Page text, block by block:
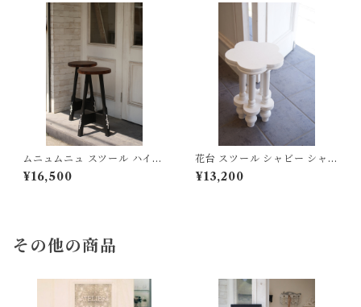
ムニュムニュ スツール ハイス
ツール シャビー シャビーシッ
ク
¥16,500
花台 スツール シャビー シャビ
ーシック
¥13,200
その他の商品